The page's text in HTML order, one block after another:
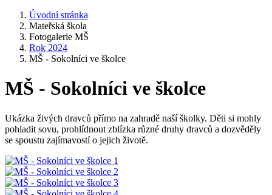
Úvodní stránka
Mateřská škola
Fotogalerie MŠ
Rok 2024
MŠ - Sokolníci ve školce
MŠ - Sokolníci ve školce
Ukázka živých dravců přímo na zahradě naší školky. Děti si mohly
pohladit sovu, prohlídnout zblízka různé druhy dravců a dozvěděly
se spoustu zajímavostí o jejich životě.